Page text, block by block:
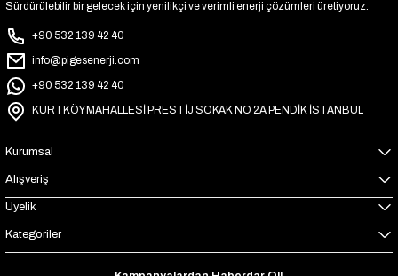
Sürdürülebilir bir gelecek için yenilikçi ve verimli enerji çözümleri üretiyoruz.
+90 532 139 42 40
info@pigesenerji.com
+90 532 139 42 40
KURTKÖY MAHALLESİ PRESTİJ SOKAK NO 2A PENDİK İSTANBUL
Kurumsal
Alışveriş
Üyelik
Kategoriler